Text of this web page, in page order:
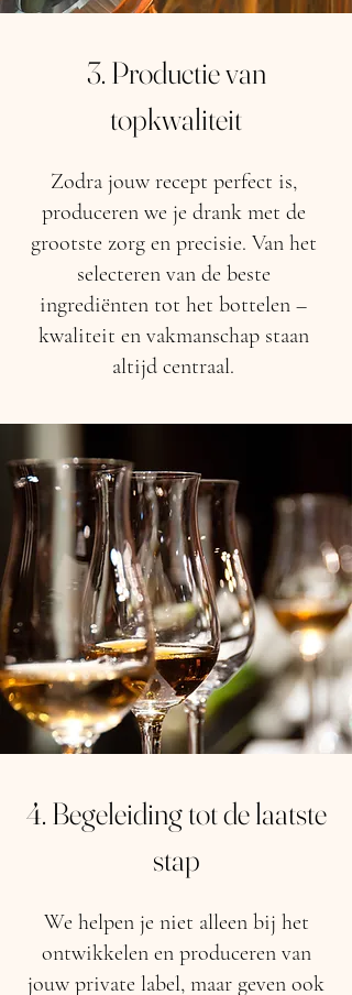
3. Productie van
topkwaliteit
Zodra jouw recept perfect is,
produceren we je drank met de
grootste zorg en precisie. Van het
selecteren van de beste
ingrediënten tot het bottelen –
kwaliteit en vakmanschap staan
altijd centraal.
4. Begeleiding tot de laatste
stap
We helpen je niet alleen bij het
ontwikkelen en produceren van
jouw private label, maar geven ook